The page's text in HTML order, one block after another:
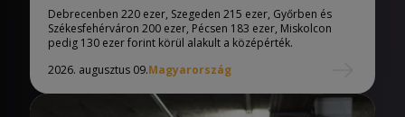
Debrecenben 220 ezer, Szegeden 215 ezer, Győrben és
Székesfehérváron 200 ezer, Pécsen 183 ezer, Miskolcon
pedig 130 ezer forint körül alakult a középérték.
2026. augusztus 09.Magyarország